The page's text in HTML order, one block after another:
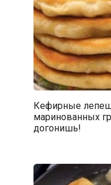
Кефирные
маринованных
догонишь!